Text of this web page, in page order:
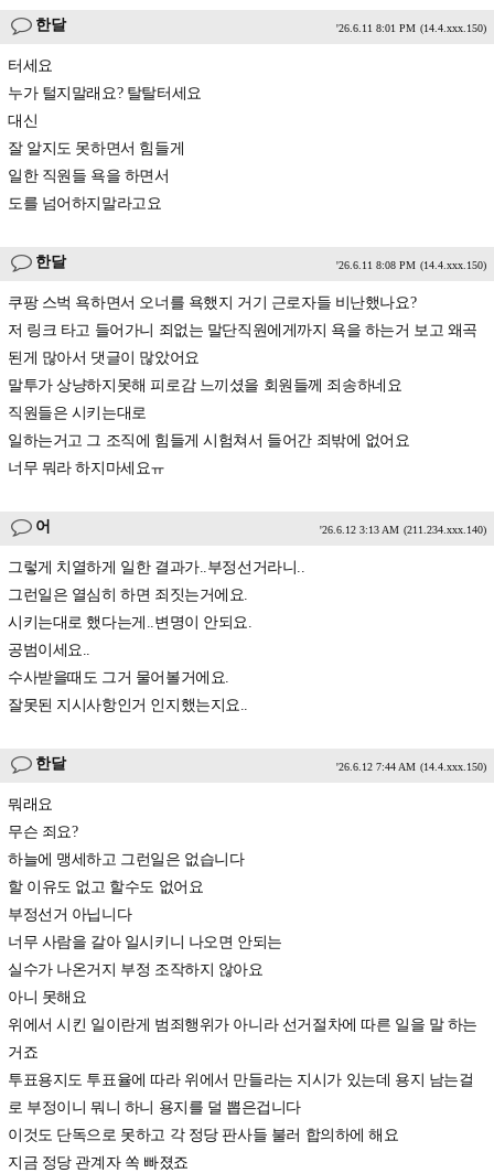
한달 '26.6.11 8:01 PM (14.4.xxx.150)
터세요
누가 털지말래요? 탈탈터세요
대신
잘 알지도 못하면서 힘들게
일한 직원들 욕을 하면서
도를 넘어하지말라고요
한달 '26.6.11 8:08 PM (14.4.xxx.150)
쿠팡 스벅 욕하면서 오너를 욕했지 거기 근로자들 비난했나요?
저 링크 타고 들어가니 죄없는 말단직원에게까지 욕을 하는거 보고 왜곡
된게 많아서 댓글이 많았어요
말투가 상냥하지못해 피로감 느끼셨을 회원들께 죄송하네요
직원들은 시키는대로
일하는거고 그 조직에 힘들게 시험쳐서 들어간 죄밖에 없어요
너무 뭐라 하지마세요ㅠ
어 '26.6.12 3:13 AM (211.234.xxx.140)
그렇게 치열하게 일한 결과가..부정선거라니..
그런일은 열심히 하면 죄짓는거에요.
시키는대로 했다는게..변명이 안되요.
공범이세요..
수사받을때도 그거 물어볼거에요.
잘못된 지시사항인거 인지했는지요..
한달 '26.6.12 7:44 AM (14.4.xxx.150)
뭐래요
무슨 죄요?
하늘에 맹세하고 그런일은 없습니다
할 이유도 없고 할수도 없어요
부정선거 아닙니다
너무 사람을 갈아 일시키니 나오면 안되는
실수가 나온거지 부정 조작하지 않아요
아니 못해요
위에서 시킨 일이란게 범죄행위가 아니라 선거절차에 따른 일을 말 하는
거죠
투표용지도 투표율에 따라 위에서 만들라는 지시가 있는데 용지 남는걸
로 부정이니 뭐니 하니 용지를 덜 뽑은겁니다
이것도 단독으로 못하고 각 정당 판사들 불러 합의하에 해요
지금 정당 관계자 쏙 빠졌죠